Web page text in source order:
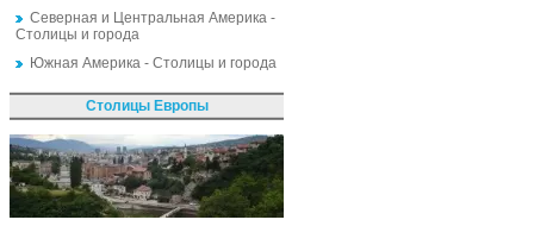
Северная и Центральная Америка -
Столицы и города
Южная Америка - Столицы и города
Столицы Европы